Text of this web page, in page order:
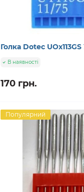
Голка Dotec
В наявності
170 грн.
Популярний